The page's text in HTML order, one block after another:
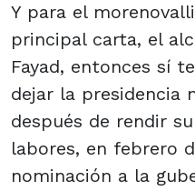
Y para el
principal carta, el
Fayad, entonces sí
dejar la presidencia
después de rendir
labores, en febrero
nominación a la